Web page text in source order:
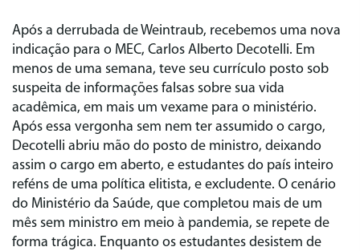
Após a derrubada de Weintraub, recebemos uma nova
indicação para o MEC, Carlos Alberto Decotelli. Em
menos de uma semana, teve seu currículo posto sob
suspeita de informações falsas sobre sua vida
acadêmica, em mais um vexame para o ministério.
Após essa vergonha sem nem ter assumido o cargo,
Decotelli abriu mão do posto de ministro, deixando
assim o cargo em aberto, e estudantes do país inteiro
reféns de uma política elitista, e excludente. O cenário
do Ministério da Saúde, que completou mais de um
mês sem ministro em meio à pandemia, se repete de
forma trágica. Enquanto os estudantes desistem de